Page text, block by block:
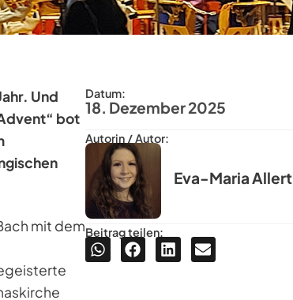
Und
bot
mit dem
Datum:
18. Dezember 2025
Autorin / Autor:
Eva-Maria Allert
Beitrag teilen: